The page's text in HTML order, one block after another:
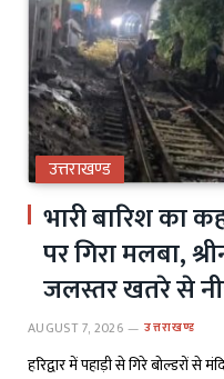
उत्तराखण्ड
भारी बारिश का
पर गिरा मलबा,
जलस्तर खतरे से
AUGUST 7, 2026 उत्तराखण्ड
हरिद्वार में पहाड़ी से गिरे बोल्डरों से